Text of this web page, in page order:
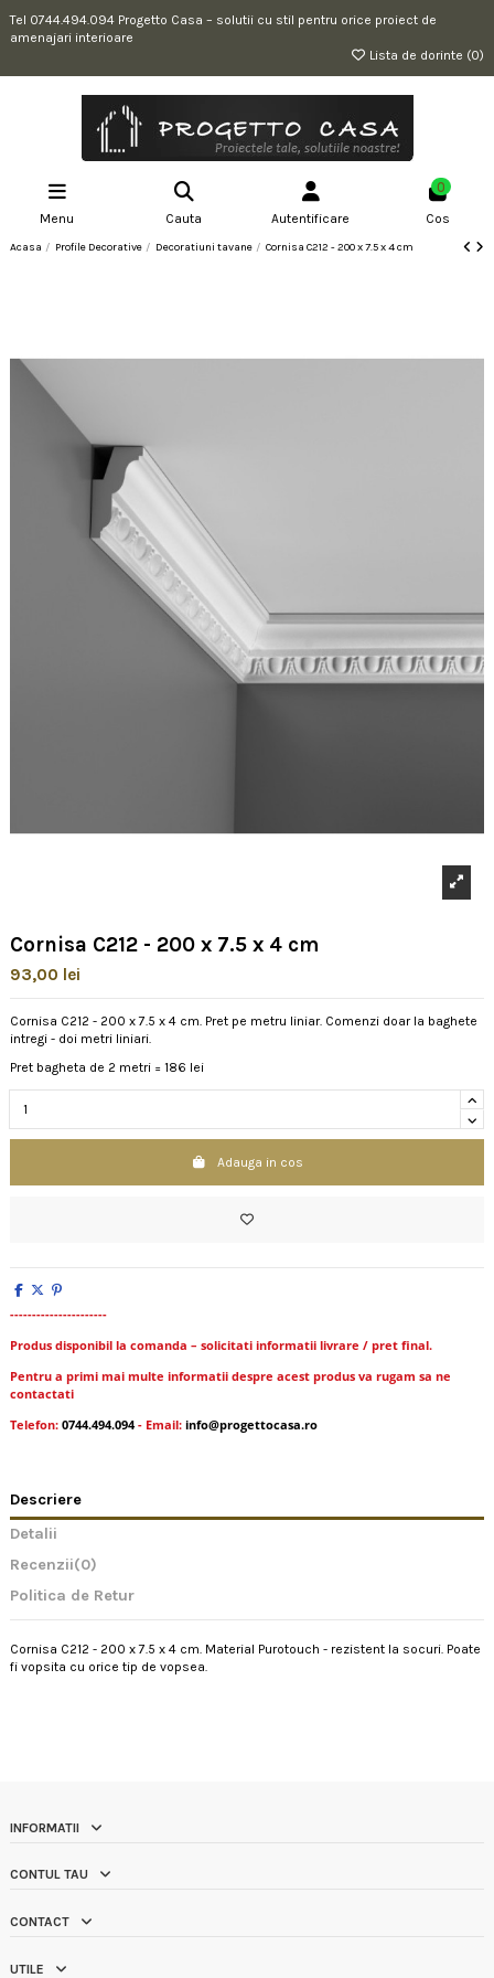
Tel 0744.494.094 Progetto Casa – solutii cu stil pentru orice proiect de
amenajari interioare
Lista de dorinte (0)
Menu Cauta Autentificare
0
Cos
Acasa Profile Decorative Decoratiuni tavane Cornisa C212 - 200 x 7.5 x 4 cm
Cornisa C212 - 200 x 7.5 x 4 cm
93,00 lei
Cornisa C212 - 200 x 7.5 x 4 cm. Pret pe metru liniar. Comenzi doar la baghete
intregi - doi metri liniari.
Pret bagheta de 2 metri = 186 lei
Adauga in cos
----------------------
Produs disponibil la comanda – solicitati informatii livrare / pret final.
Pentru a primi mai multe informatii despre acest produs va rugam sa ne
contactati
Telefon: 0744.494.094- Email: info@progettocasa.ro
Descriere
Detalii
Recenzii(0)
Politica de Retur
Cornisa C212 - 200 x 7.5 x 4 cm. Material Purotouch - rezistent la socuri. Poate
fi vopsita cu orice tip de vopsea.
INFORMATII
CONTUL TAU
CONTACT
UTILE